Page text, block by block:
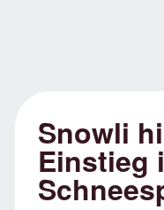
Snowli
Einstieg